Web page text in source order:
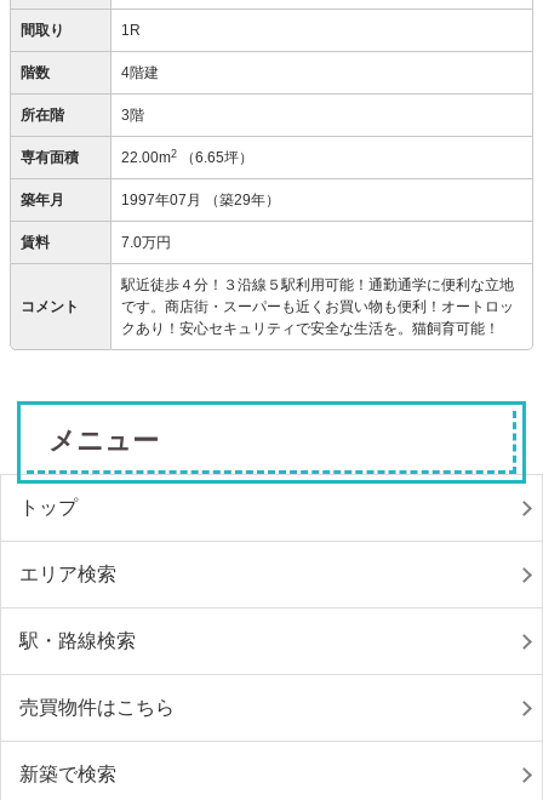
間取り 1R
階数 4階建
所在階 3階
専有面積 22.00m2 （6.65坪）
築年月 1997年07月 （築29年）
賃料 7.0万円
コメント
駅近徒歩４分！３沿線５駅利用可能！通勤通学に便利な立地
です。商店街・スーパーも近くお買い物も便利！オートロッ
クあり！安心セキュリティで安全な生活を。猫飼育可能！
メニュー
トップ
エリア検索
駅・路線検索
売買物件はこちら
新築で検索